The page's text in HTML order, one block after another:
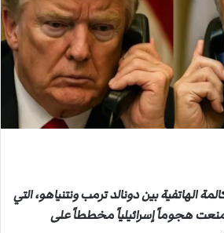
الهاتفية بين دونالد ترمب ونتنياهو، التي
منعت هجوماً إسرائيلياً مخططاً على